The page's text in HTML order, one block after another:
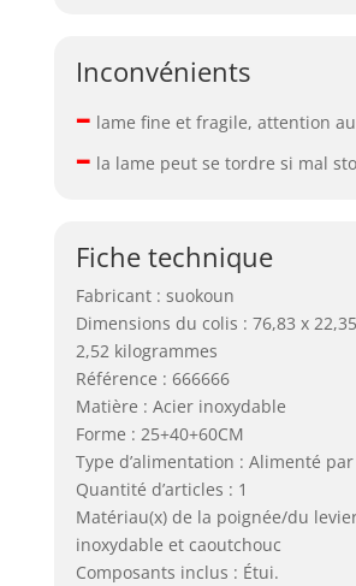
Inconvénients
– lame fine et fragile, attention
– la lame peut se tordre si mal
Fiche technique
Fabricant : suokoun
Dimensions du colis : 76,83 x
2,52 kilogrammes
Référence : 666666
Matière : Acier inoxydable
Forme : 25+40+60CM
Type d’alimentation : Alimenté
Quantité d’articles : 1
Matériau(x) de la poignée/du
inoxydable et caoutchouc
Composants inclus : Étui.